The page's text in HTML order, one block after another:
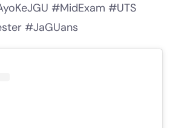
#MidExam #UTS
#JaGUans